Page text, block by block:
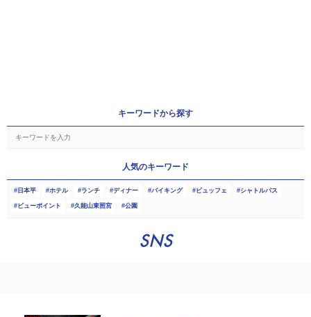
キーワードから探す
人気のキーワード
日本平 ホテル ランチ ディナー バイキング ビュッフェ シャトルバス
ビューポイント 久能山東照宮 公園
SNS